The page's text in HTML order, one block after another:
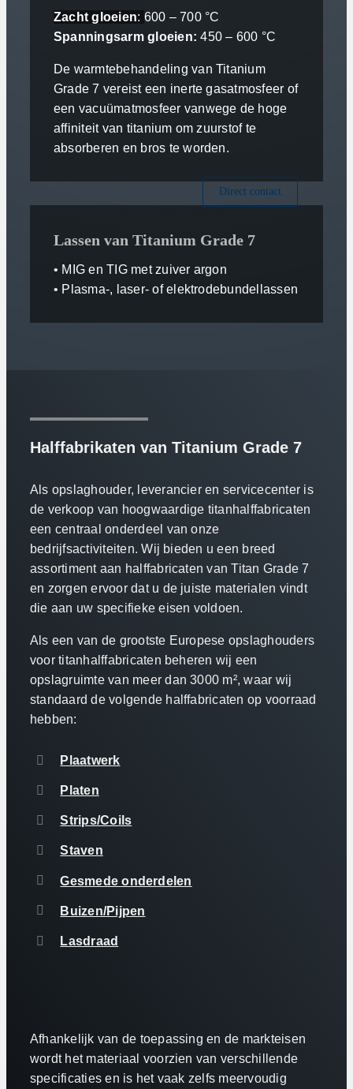
Direct contact
Zacht gloeien: 600 – 700 °C
Spanningsarm gloeien: 450 – 600 °C
De warmtebehandeling van Titanium
Grade 7 vereist een inerte gasatmosfeer of
een vacuümatmosfeer vanwege de hoge
affiniteit van titanium om zuurstof te
absorberen en bros te worden.
Lassen van Titanium Grade 7
• MIG en TIG met zuiver argon
• Plasma-, laser- of elektrodebundellassen
Halffabrikaten van Titanium Grade 7
Als opslaghouder, leverancier en servicecenter is
de verkoop van hoogwaardige titanhalffabricaten
een centraal onderdeel van onze
bedrijfsactiviteiten. Wij bieden u een breed
assortiment aan halffabricaten van Titan Grade 7
en zorgen ervoor dat u de juiste materialen vindt
die aan uw specifieke eisen voldoen.
Als een van de grootste Europese opslaghouders
voor titanhalffabricaten beheren wij een
opslagruimte van meer dan 3000 m², waar wij
standaard de volgende halffabricaten op voorraad
hebben:
Plaatwerk
Platen
Strips/Coils
Staven
Gesmede onderdelen
Buizen/Pijpen
Lasdraad
Afhankelijk van de toepassing en de markteisen
wordt het materiaal voorzien van verschillende
specificaties en is het vaak zelfs meervoudig